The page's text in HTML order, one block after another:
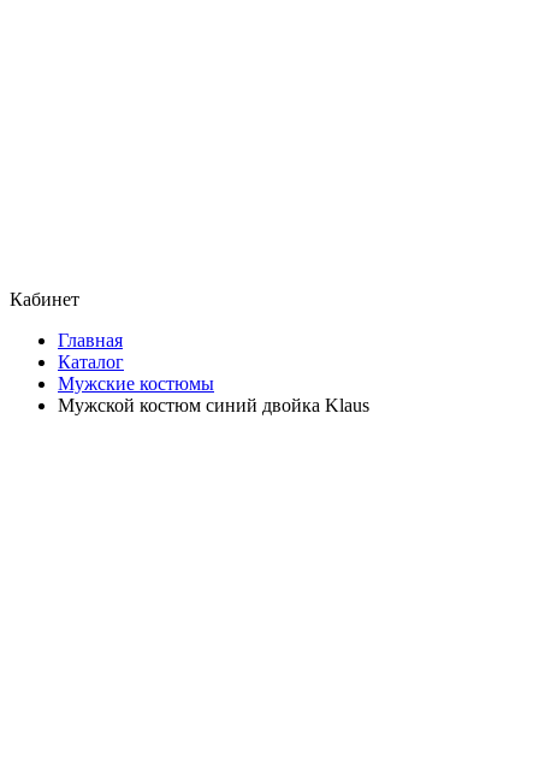
Кабинет
Главная
Каталог
Мужские костюмы
Мужской костюм синий двойка Klaus